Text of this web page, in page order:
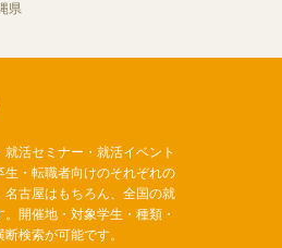
県
活セミナー・就活イベント
・転職者向けのそれぞれの
古屋はもちろん、全国の就
開催地・対象学生・種類・
検索が可能です。